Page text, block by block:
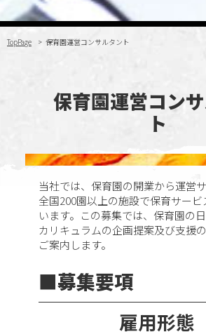
TopPage 保育園運営コンサルタント
保育園運営コン
ト
当社では、保育園の開業から運営サ
全国200園以上の施設で保育サー
います。この募集では、保育園の
カリキュラムの企画提案及び支援
ご案内します。
募集要項
雇用形態